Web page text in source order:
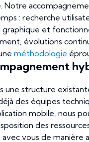
Notre
: recherche
et
évolutions
méthodologie
une structure
des équipes
mobile, nous
des
vous de manière